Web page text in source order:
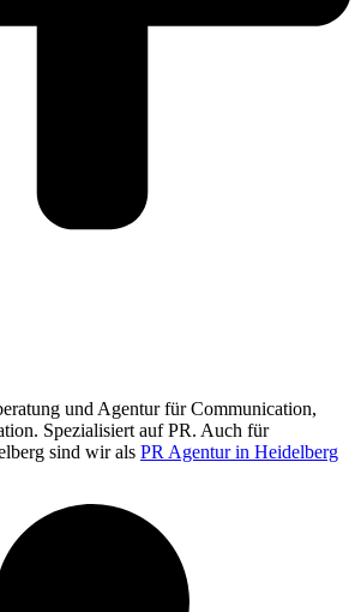
und Agentur für Communication,
Spezialisiert auf PR. Auch für
sind wir als PR Agentur in Heidelberg